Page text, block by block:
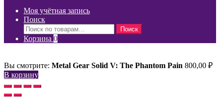
Моя учётная запись
Поиск
Искать:
Поиск
Корзина 0
Вы смотрите: Metal Gear Solid V: The Phantom Pain 800,00 ₽
В корзину